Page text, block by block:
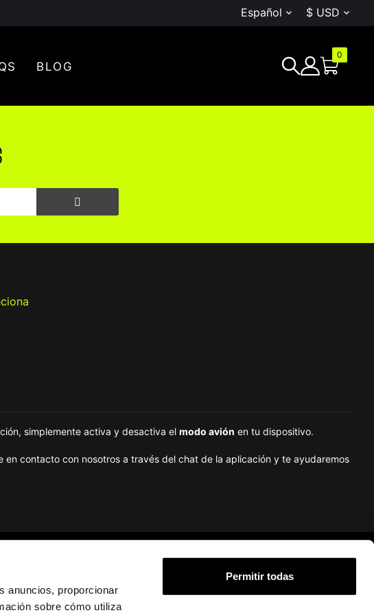
anuncios, proporcionar
sobre cómo utiliza
Permitir todas
Español  $ USD 
BLOG
0
simplemente activa y desactiva el modo avión en tu dispositivo.
contacto con nosotros a través del chat de la aplicación y te ayudaremos
FAQ
Legal
Política de cookies